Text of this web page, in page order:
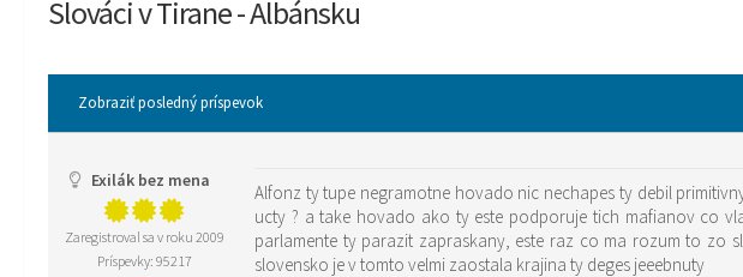
Slováci v Tirane - Albánsku
Zobraziť posledný príspevok
Exilák bez mena
Zaregistroval sa v roku 2009
Príspevky: 95217
Alfonz ty tupe negramotne hovado nic nechapes ty debil
ucty ? a take hovado ako ty este podporuje tich mafianov co
parlamente ty parazit zapraskany, este raz co ma rozum to zo
slovensko je v tomto velmi zaostala krajina ty deges jeeebnuty